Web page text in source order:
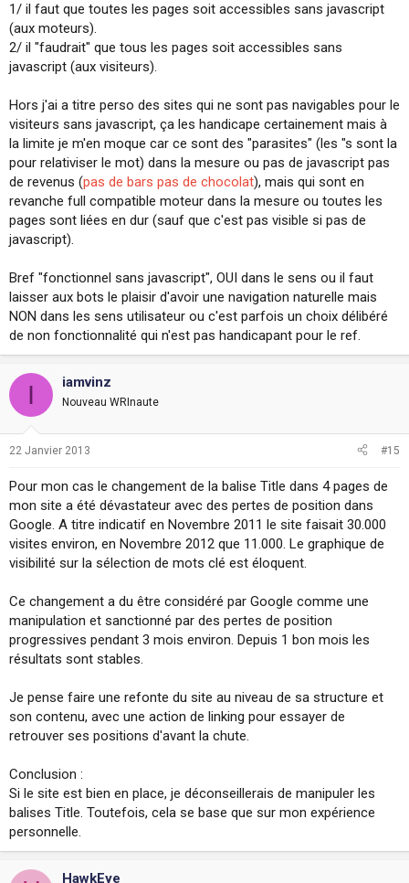
1/ il faut que toutes les pages soit accessibles sans javascript
(aux moteurs).
2/ il "faudrait" que tous les pages soit accessibles sans
javascript (aux visiteurs).
Hors j'ai a titre perso des sites qui ne sont pas navigables pour le
visiteurs sans javascript, ça les handicape certainement mais à
la limite je m'en moque car ce sont des "parasites" (les "s sont la
pour relativiser le mot) dans la mesure ou pas de javascript pas
de revenus (pas de bars pas de chocolat), mais qui sont en
revanche full compatible moteur dans la mesure ou toutes les
pages sont liées en dur (sauf que c'est pas visible si pas de
javascript).
Bref "fonctionnel sans javascript", OUI dans le sens ou il faut
laisser aux bots le plaisir d'avoir une navigation naturelle mais
NON dans les sens utilisateur ou c'est parfois un choix délibéré
de non fonctionnalité qui n'est pas handicapant pour le ref.
I iamvinz
Nouveau WRInaute
22 Janvier 2013 #15
Pour mon cas le changement de la balise Title dans 4 pages de
mon site a été dévastateur avec des pertes de position dans
Google. A titre indicatif en Novembre 2011 le site faisait 30.000
visites environ, en Novembre 2012 que 11.000. Le graphique de
visibilité sur la sélection de mots clé est éloquent.
Ce changement a du être considéré par Google comme une
manipulation et sanctionné par des pertes de position
progressives pendant 3 mois environ. Depuis 1 bon mois les
résultats sont stables.
Je pense faire une refonte du site au niveau de sa structure et
son contenu, avec une action de linking pour essayer de
retrouver ses positions d'avant la chute.
Conclusion :
Si le site est bien en place, je déconseillerais de manipuler les
balises Title. Toutefois, cela se base que sur mon expérience
personnelle.
HawkEye